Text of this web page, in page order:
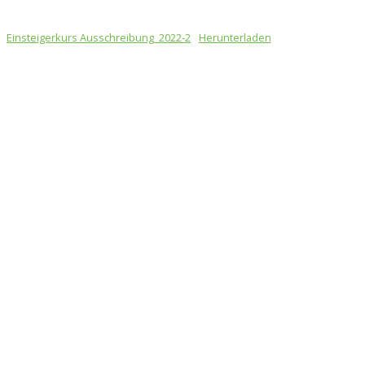
Einsteigerkurs Ausschreibung_2022-2 Herunterladen